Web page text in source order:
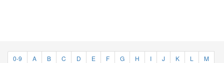
0-9 A B C D E F G H I J K L
M